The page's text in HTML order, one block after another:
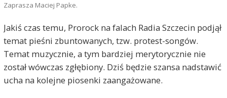
Zaprasza Maciej Papke.
Jakiś czas temu, Prorock na falach Radia Szczecin podjął
temat pieśni zbuntowanych, tzw. protest-songów.
Temat muzycznie, a tym bardziej merytorycznie nie
został wówczas zgłębiony. Dziś będzie szansa nadstawić
ucha na kolejne piosenki zaangażowane.